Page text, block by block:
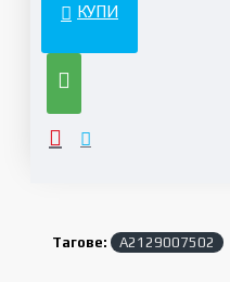
КУПИ
Тагове: A2129007502